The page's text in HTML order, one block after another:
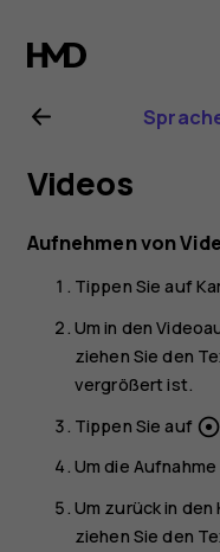
Nokia
T20
Videos
Aufnehmen von
Tippen Sie auf
Um in den
ziehen Sie den
vergrößert ist.
Tippen Sie auf
Um die
Um zurück in
ziehen Sie den